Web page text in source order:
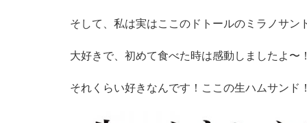
そして、私は実はここのドトールのミラノサン
大好きで、初めて食べた時は感動しましたよ〜
それくらい好きなんです！ここの生ハムサンド